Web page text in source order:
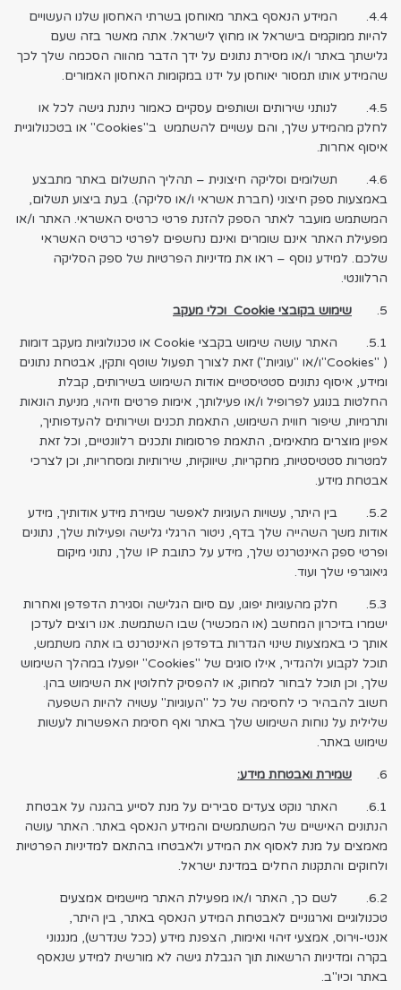
4.4. המידע הנאסף באתר מאוחסן בשרתי האחסון שלנו העשויים
להיות ממוקמים בישראל או מחוץ לישראל. אתה מאשר בזה שעם
גלישתך באתר ו/או מסירת נתונים על ידך הדבר מהווה הסכמה שלך לכך
שהמידע אותו תמסור יאוחסן על ידנו במקומות האחסון האמורים.
4.5. לנותני שירותים ושותפים עסקיים כאמור ניתנת גישה לכל או
לחלק מהמידע שלך, והם עשויים להשתמש ב"Cookies" או בטכנולוגיית
איסוף אחרות.
4.6. תשלומים וסליקה חיצונית – תהליך התשלום באתר מתבצע
באמצעות ספק חיצוני (חברת אשראי ו/או סליקה). בעת ביצוע תשלום,
המשתמש מועבר לאתר הספק להזנת פרטי כרטיס האשראי. האתר ו/או
מפעילת האתר אינם שומרים ואינם נחשפים לפרטי כרטיס האשראי
שלכם. למידע נוסף – ראו את מדיניות הפרטיות של ספק הסליקה
הרלוונטי.
5. שימוש בקובצי Cookie וכלי מעקב
5.1. האתר עושה שימוש בקבצי Cookie או טכנולוגיות מעקב דומות
( "Cookies"ו/או "עוגיות") זאת לצורך תפעול שוטף ותקין, אבטחת נתונים
ומידע, איסוף נתונים סטטיסטיים אודות השימוש בשירותים, קבלת
החלטות בנוגע לפרופיל ו/או פעילותך, אימות פרטים וזיהוי, מניעת הונאות
ותרמיות, שיפור חווית השימוש, התאמת תכנים ושירותים להעדפותיך,
אפיון מוצרים מתאימים, התאמת פרסומות ותכנים רלוונטיים, וכל זאת
למטרות סטטיסטיות, מחקריות, שיווקיות, שירותיות ומסחריות, וכן לצרכי
אבטחת מידע.
5.2. בין היתר, עשויות העוגיות לאפשר שמירת מידע אודותיך, מידע
אודות משך השהייה שלך בדף, ניטור הרגלי גלישה ופעילות שלך, נתונים
ופרטי ספק האינטרנט שלך, מידע על כתובת IP שלך, נתוני מיקום
גיאוגרפי שלך ועוד.
5.3. חלק מהעוגיות יפוגו, עם סיום הגלישה וסגירת הדפדפן ואחרות
ישמרו בזיכרון המחשב (או המכשיר) שבו השתמשת. אנו רוצים לעדכן
אותך כי באמצעות שינוי הגדרות בדפדפן האינטרנט בו אתה משתמש,
תוכל לקבוע ולהגדיר, אילו סוגים של "Cookies" יופעלו במהלך השימוש
שלך, וכן תוכל לבחור למחוק, או להפסיק לחלוטין את השימוש בהן.
חשוב להבהיר כי לחסימה של כל "העוגיות" עשויה להיות השפעה
שלילית על נוחות השימוש שלך באתר ואף חסימת האפשרות לעשות
שימוש באתר.
6. שמירת ואבטחת מידע:
6.1. האתר נוקט צעדים סבירים על מנת לסייע בהגנה על אבטחת
הנתונים האישיים של המשתמשים והמידע הנאסף באתר. האתר עושה
מאמצים על מנת לאסוף את המידע ולאבטחו בהתאם למדיניות הפרטיות
ולחוקים והתקנות החלים במדינת ישראל.
6.2. לשם כך, האתר ו/או מפעילת האתר מיישמים אמצעים
טכנולוגיים וארגוניים לאבטחת המידע הנאסף באתר, בין היתר,
אנטי-וירוס, אמצעי זיהוי ואימות, הצפנת מידע (ככל שנדרש), מנגנוני
בקרה ומדיניות הרשאות תוך הגבלת גישה לא מורשית למידע שנאסף
באתר וכיו"ב.